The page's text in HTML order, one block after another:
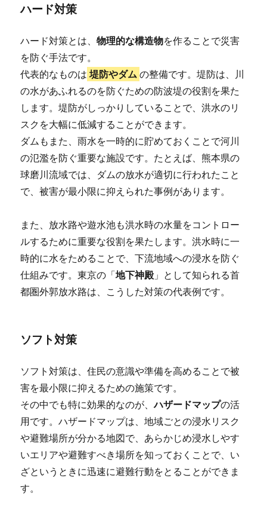
ハード対策
ハード対策とは、物理的な構造物を作ることで災害
を防ぐ手法です。
代表的なものは 堤防やダム の整備です。堤防は、川
の水があふれるのを防ぐための防波堤の役割を果た
します。堤防がしっかりしていることで、洪水のリ
スクを大幅に低減することができます。
ダムもまた、雨水を一時的に貯めておくことで河川
の氾濫を防ぐ重要な施設です。たとえば、熊本県の
球磨川流域では、ダムの放水が適切に行われたこと
で、被害が最小限に抑えられた事例があります。
また、放水路や遊水池も洪水時の水量をコントロー
ルするために重要な役割を果たします。洪水時に一
時的に水をためることで、下流地域への浸水を防ぐ
仕組みです。東京の「地下神殿」として知られる首
都圏外郭放水路は、こうした対策の代表例です。
ソフト対策
ソフト対策は、住民の意識や準備を高めることで被
害を最小限に抑えるための施策です。
その中でも特に効果的なのが、ハザードマップの活
用です。ハザードマップは、地域ごとの浸水リスク
や避難場所が分かる地図で、あらかじめ浸水しやす
いエリアや避難すべき場所を知っておくことで、い
ざというときに迅速に避難行動をとることができま
す。